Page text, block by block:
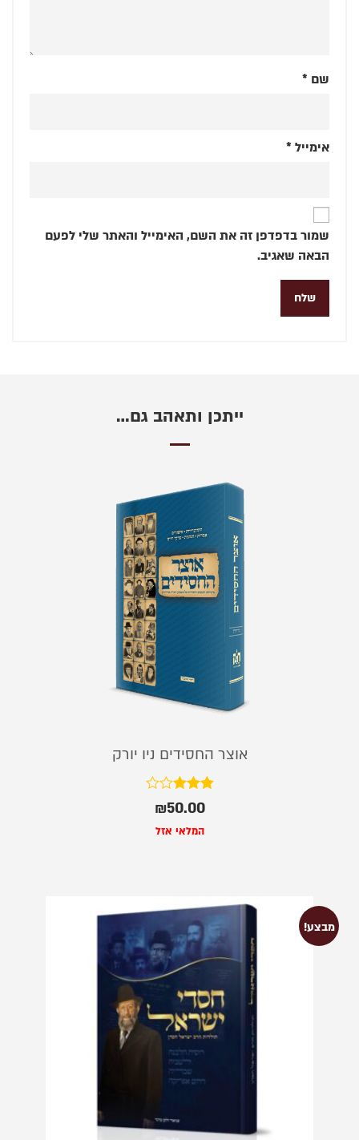
שם *
אימייל *
שמור בדפדפן זה את השם, האימייל והאתר שלי לפעם
הבאה שאגיב.
ייתכן ותאהב גם…
אוצר החסידים ניו יורק
דורג
3.00
מתוך 5
₪50.00
המלאי אזל
מבצע!